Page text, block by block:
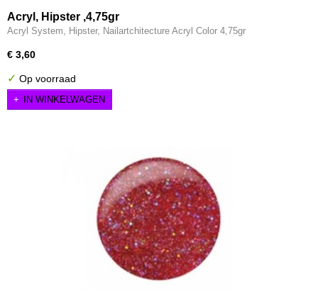
Acryl, Hipster ,4,75gr
Acryl System, Hipster, Nailartchitecture Acryl Color 4,75gr
€ 3,60
✓ Op voorraad
IN WINKELWAGEN